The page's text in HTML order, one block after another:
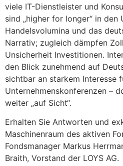
viele IT-Dienstleister und
sind „higher for longer“ in den
Handelsvolumina und das
Narrativ; zugleich dämpfen
Unsicherheit Investitionen.
den Blick zunehmend auf
sichtbar an starkem Interesse
Unternehmenskonferenzen –
weiter „auf Sicht“.
Erhalten Sie Antworten und
Maschinenraum des aktiven
Fondsmanager Markus
Braith, Vorstand der LOYS AG.